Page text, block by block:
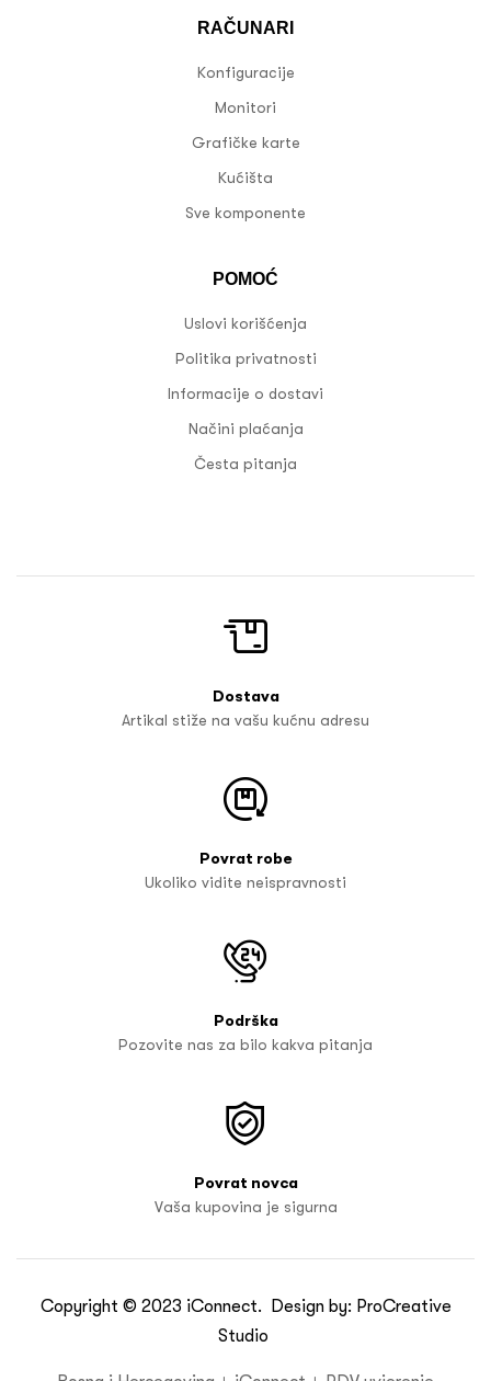
RAČUNARI
Konfiguracije
Monitori
Grafičke karte
Kućišta
Sve komponente
POMOĆ
Uslovi korišćenja
Politika privatnosti
Informacije o dostavi
Načini plaćanja
Česta pitanja
Dostava
Artikal stiže na vašu kućnu adresu
Povrat robe
Ukoliko vidite neispravnosti
Podrška
Pozovite nas za bilo kakva pitanja
Povrat novca
Vaša kupovina je sigurna
Copyright © 2023 iConnect. Design by: ProCreative
Studio